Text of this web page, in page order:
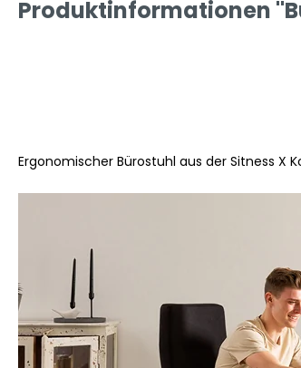
Produktinformationen
Ergonomischer Bürostuhl aus der Sitness X